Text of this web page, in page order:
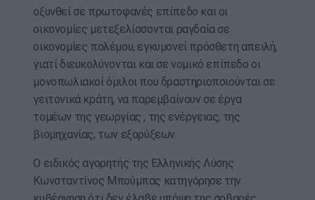
οξυνθεί σε πρωτοφανές επίπεδο και οι
οικονομίες μετεξελίσσονται ραγδαία σε
οικονομίες πολέμου, εγκυμονεί πρόσθετη απειλή,
γιατί διευκολύνονται και σε νομικό επίπεδο οι
μονοπωλιακοί όμιλοι που δραστηριοποιούνται σε
γειτονικά κράτη, να παρεμβαίνουν σε έργα
τομέων της γεωργίας , της ενέργειας, της
βιομηχανίας, των εξορύξεων.
Ο ειδικός αγορητής της Ελληνικής Λύσης
Κωνσταντίνος Μπούμπας κατηγόρησε την